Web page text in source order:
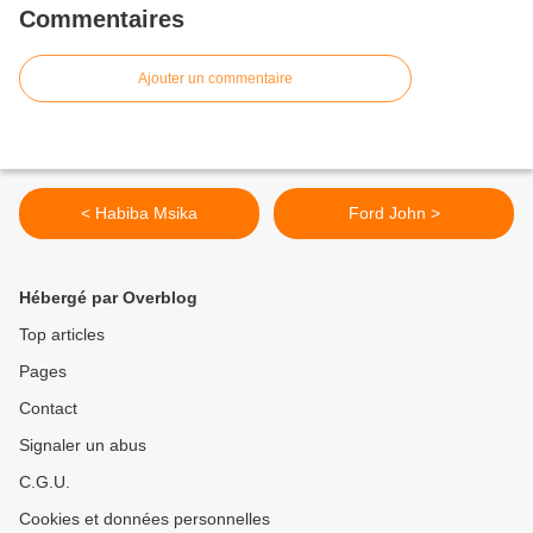
Commentaires
Ajouter un commentaire
< Habiba Msika Ford John >
Hébergé par Overblog
Top articles
Pages
Contact
Signaler un abus
C.G.U.
Cookies et données personnelles